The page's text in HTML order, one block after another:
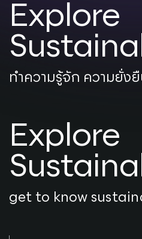
Explore
ทำความรู้จัก ความยั่ง
Explore
get to know